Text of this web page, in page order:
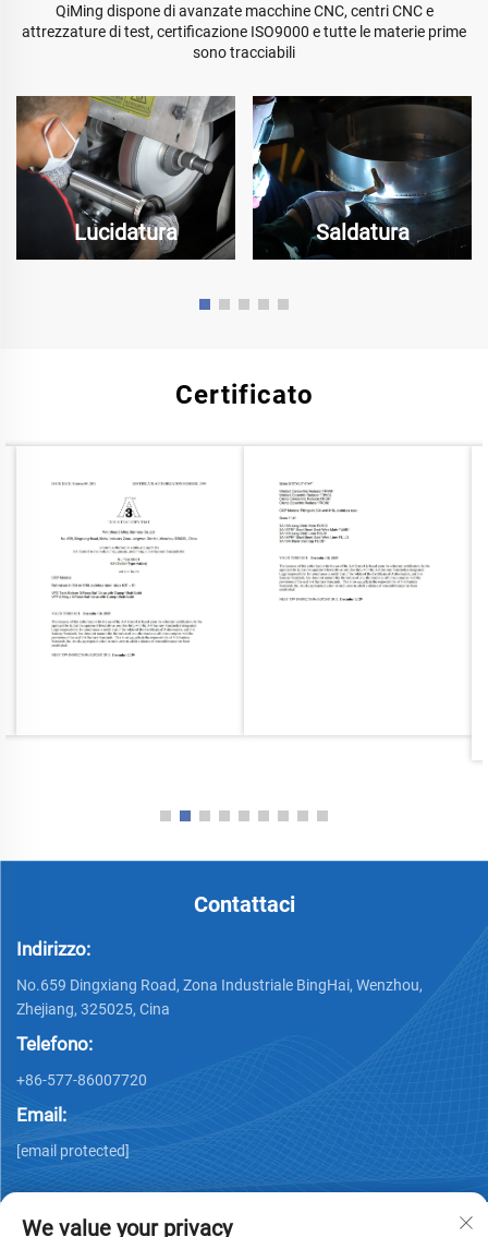
QiMing dispone di avanzate macchine CNC, centri CNC e
attrezzature di test, certificazione ISO9000 e tutte le materie prime
sono tracciabili
Lucidatura Saldatura
Certificato
Contattaci
Indirizzo:
No.659 Dingxiang Road, Zona Industriale BingHai, Wenzhou,
Zhejiang, 325025, Cina
Telefono:
+86-577-86007720
Email:
[email protected]
We value your privacy